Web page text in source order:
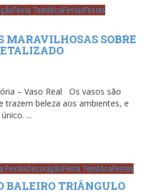
Festa TemáticaFestasFestas
MARAVILHOSAS SOBRE
– Vaso Real Os vasos são
trazem beleza aos ambientes, e
...
FestasDecoraçãoFesta TemáticaFestas
BALEIRO TRIÂNGULO